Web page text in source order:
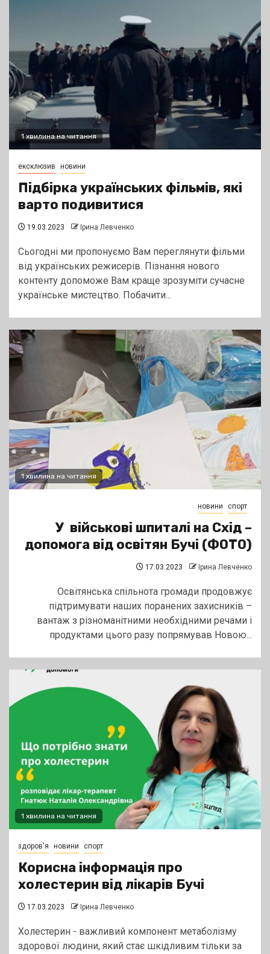
1 хвилина на читання
ексклюзив новини
Підбірка українських фільмів, які
варто подивитися
19.03.2023 Ірина Левченко
Сьогодні ми пропонуємо Вам переглянути фільми
від українських режисерів. Пізнання нового
контенту допоможе Вам краще зрозуміти сучасне
українське мистецтво. Побачити...
1 хвилина на читання
новини спорт
У військові шпиталі на Схід –
допомога від освітян Бучі (ФОТО)
17.03.2023 Ірина Левченко
Освітянська спільнота громади продовжує
підтримувати наших поранених захисників –
вантаж з різноманітними необхідними речами і
продуктами цього разу попрямував Новою...
1 хвилина на читання
здоров'я новини спорт
Корисна інформація про
холестерин від лікарів Бучі
17.03.2023 Ірина Левченко
Холестерин - важливий компонент метаболізму
здорової людини, який стає шкідливим тільки за